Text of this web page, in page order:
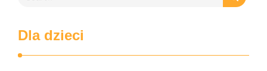
Dla dzieci